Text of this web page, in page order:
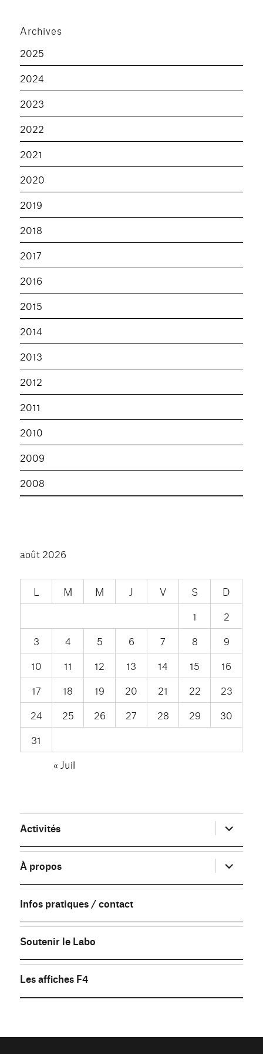
Archives
2025
2024
2023
2022
2021
2020
2019
2018
2017
2016
2015
2014
2013
2012
2011
2010
2009
2008
août 2026
L M M J V S
D
1
2
3
4 5 6 7 8
9
10
11 12 13 14 15
16
17
18 19 20 21 22
23
24
25 26 27 28 29
30
31
« Juil
Activités ouvrir
le
sous-
menu
À propos
ouvrir
le
sous-
menu
Infos pratiques / contact
Soutenir le Labo
Les affiches F4